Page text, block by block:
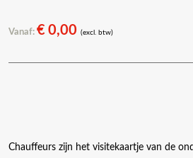
Vanaf: € 0,00 (excl. btw)
Chauffeurs zijn het visitekaartje van de